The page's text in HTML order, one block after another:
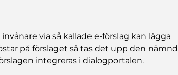
via så kallade e-förslag kan lägga
på förslaget så tas det upp den nämnd
integreras i dialogportalen.